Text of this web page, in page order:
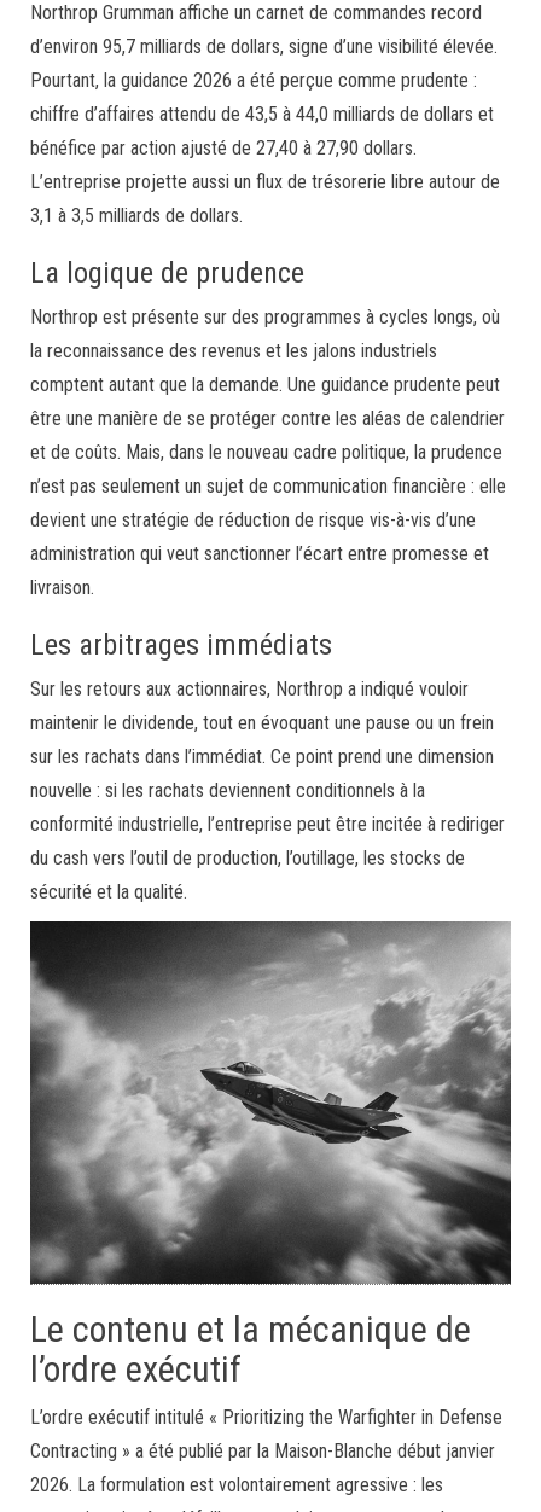
Northrop Grumman affiche un carnet de commandes record
d’environ 95,7 milliards de dollars, signe d’une visibilité élevée.
Pourtant, la guidance 2026 a été perçue comme prudente :
chiffre d’affaires attendu de 43,5 à 44,0 milliards de dollars et
bénéfice par action ajusté de 27,40 à 27,90 dollars.
L’entreprise projette aussi un flux de trésorerie libre autour de
3,1 à 3,5 milliards de dollars.
La logique de prudence
Northrop est présente sur des programmes à cycles longs, où
la reconnaissance des revenus et les jalons industriels
comptent autant que la demande. Une guidance prudente peut
être une manière de se protéger contre les aléas de calendrier
et de coûts. Mais, dans le nouveau cadre politique, la prudence
n’est pas seulement un sujet de communication financière : elle
devient une stratégie de réduction de risque vis-à-vis d’une
administration qui veut sanctionner l’écart entre promesse et
livraison.
Les arbitrages immédiats
Sur les retours aux actionnaires, Northrop a indiqué vouloir
maintenir le dividende, tout en évoquant une pause ou un frein
sur les rachats dans l’immédiat. Ce point prend une dimension
nouvelle : si les rachats deviennent conditionnels à la
conformité industrielle, l’entreprise peut être incitée à rediriger
du cash vers l’outil de production, l’outillage, les stocks de
sécurité et la qualité.
Le contenu et la mécanique de
l’ordre exécutif
L’ordre exécutif intitulé « Prioritizing the Warfighter in Defense
Contracting » a été publié par la Maison-Blanche début janvier
2026. La formulation est volontairement agressive : les